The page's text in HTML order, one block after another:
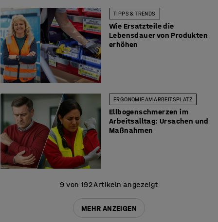
TIPPS & TRENDS
Wie Ersatzteile die
Lebensdauer von Produkten
erhöhen
ERGONOMIE AM ARBEITSPLATZ
Ellbogenschmerzen im
Arbeitsalltag: Ursachen und
Maßnahmen
9 von 192 Artikeln angezeigt
MEHR ANZEIGEN